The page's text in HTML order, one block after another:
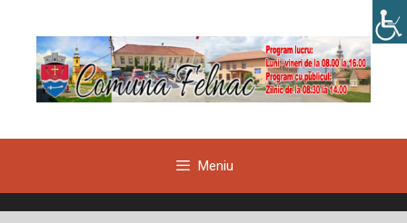
conținut
Meniu